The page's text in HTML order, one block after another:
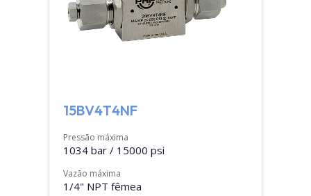
15BV4T4NF
Pressão máxima
1034 bar / 15000 psi
Vazão máxima
1/4" NPT fêmea